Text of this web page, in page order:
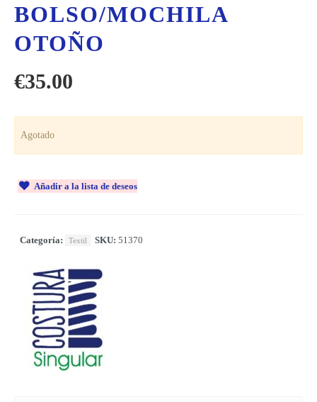
BOLSO/MOCHILA
OTOÑO
€35.00
Agotado
Añadir a la lista de deseos
Categoría: Textil SKU: 51370